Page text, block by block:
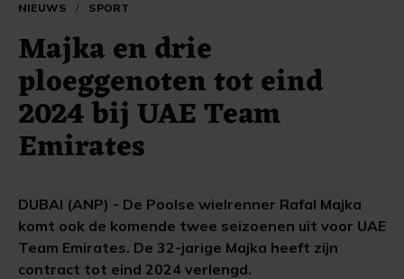
NIEUWS / SPORT
Majka en drie
ploeggenoten tot eind
2024 bij UAE Team
Emirates
DUBAI (ANP) - De Poolse wielrenner Rafal Majka
komt ook de komende twee seizoenen uit voor UAE
Team Emirates. De 32-jarige Majka heeft zijn
contract tot eind 2024 verlengd.